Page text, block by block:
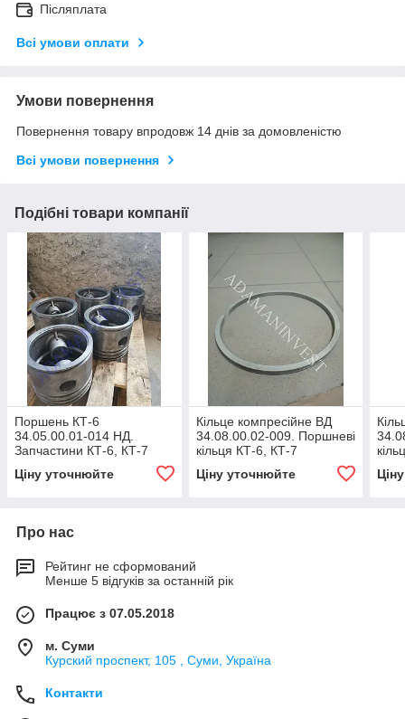
Післяплата
Всі умови оплати
Умови повернення
Повернення товару впродовж 14 днів за домовленістю
Всі умови повернення
Подібні товари компанії
Поршень КТ-6
34.05.00.01-014 НД.
Запчастини КТ-6, КТ-7
Ціну уточнюйте
Кільце компресійне ВД
34.08.00.02-009. Поршневі
кільця КТ-6, КТ-7
Ціну уточнюйте
Про нас
Рейтинг не сформований
Менше 5 відгуків за останній рік
Працює з 07.05.2018
м. Суми
Курский проспект, 105 , Суми, Україна
Контакти